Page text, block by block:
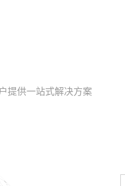
提供一站式解决方案